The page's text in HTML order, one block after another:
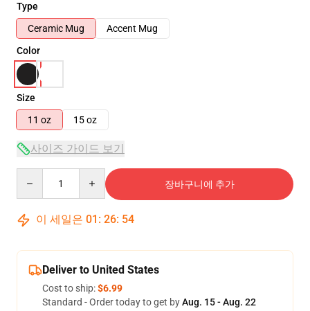
Type
Ceramic Mug
Accent Mug
Color
Size
11 oz
15 oz
사이즈 가이드 보기
장바구니에 추가
이 세일은 01 : 26: 54
Deliver to United States
Cost to ship:$6.99
Standard - Order today to get byAug. 15 - Aug. 22